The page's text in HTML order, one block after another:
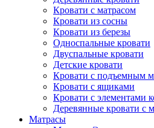
Кровати с матрасом
Кровати из сосны
Кровати из березы
Односпальные кровати
Двуспальные кровати
Детские кровати
Кровати с подъемным
Кровати с ящиками
Кровати с элементами
Деревянные кровати с
Матрасы